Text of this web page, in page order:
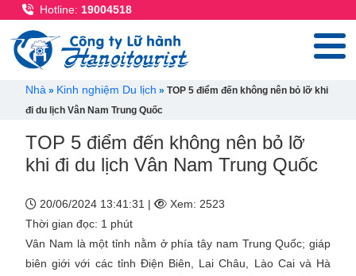
Hotline: 19004518
Breadcrumb
Nhà Kinh nghiệm Du lịch
TOP 5 điểm đến không nên bỏ lỡ khi
đi du lịch Vân Nam Trung Quốc
TOP 5 điểm đến không nên bỏ lỡ
khi đi du lịch Vân Nam Trung Quốc
20/06/2024 13:41:31 |
Xem: 2523
Thời gian đọc: 1 phút
Vân Nam là một tỉnh nằm ở phía tây nam Trung Quốc; giáp
biên giới với các tỉnh Điện Biên, Lai Châu, Lào Cai và Hà